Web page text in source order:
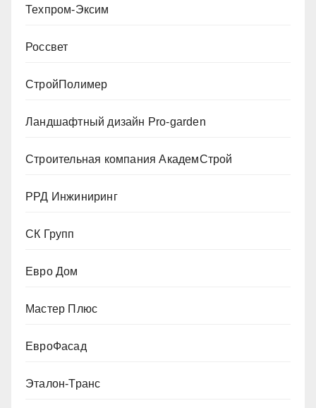
Техпром-Эксим
Россвет
СтройПолимер
Ландшафтный дизайн Pro-garden
Строительная компания АкадемСтрой
РРД Инжиниринг
СК Групп
Евро Дом
Мастер Плюс
ЕвроФасад
Эталон-Транс